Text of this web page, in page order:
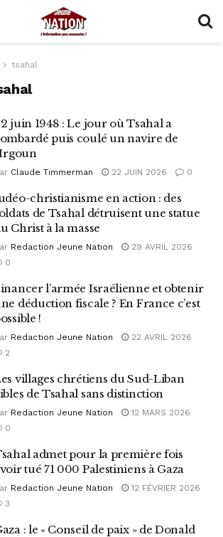
tsahal
juin 1948 : Le jour où Tsahal a
puis coulé un navire de
Claude Timmerman 22 JUIN 2026 0
christianisme en action : des
de Tsahal détruisent une statue
Christ à la masse
Redaction Jeune Nation
29 AVRIL 2026
0
l’armée Israélienne et obtenir
déduction fiscale ? En France c’est
!
Redaction Jeune Nation
22 AVRIL 2026
2
villages chrétiens du Sud-Liban
de Tsahal sans distinction
Redaction Jeune Nation
12 MARS 2026
0
admet pour la première fois
tué 71 000 Palestiniens à Gaza
Redaction Jeune Nation
12 FÉVRIER 2026
3
: le « Conseil de paix » de Donald